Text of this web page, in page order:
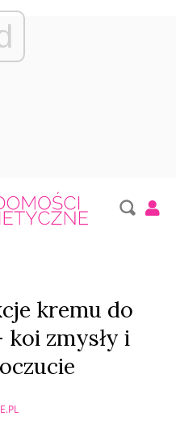
kremu do
zmysły i